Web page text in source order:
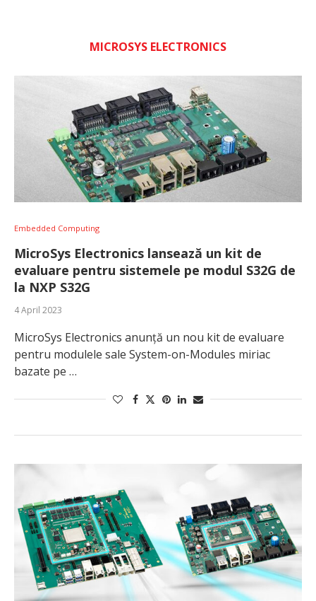
MICROSYS ELECTRONICS
Embedded Computing
MicroSys Electronics lansează un kit de
evaluare pentru sistemele pe modul S32G de
la NXP S32G
4 April 2023
MicroSys Electronics anunță un nou kit de evaluare
pentru modulele sale System-on-Modules miriac
bazate pe …